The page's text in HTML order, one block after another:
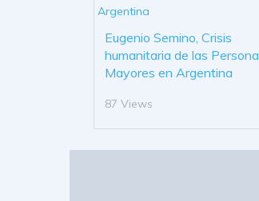
Eugenio Semino, Crisis
humanitaria de las
Mayores en Argentina
87 Views